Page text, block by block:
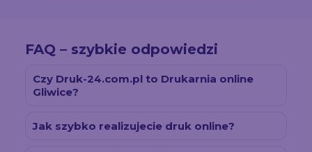
FAQ – szybkie odpowiedzi
Czy Druk-24.com.pl to Drukarnia online
Gliwice?
Jak szybko realizujecie druk online?